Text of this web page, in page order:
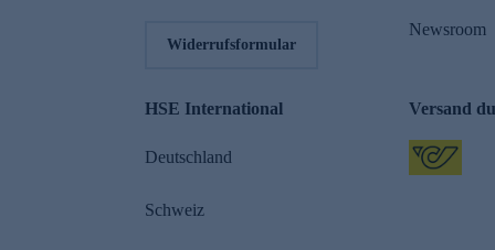
Widerrufsformular
Newsroom
HSE International
Deutschland
Schweiz
Versand